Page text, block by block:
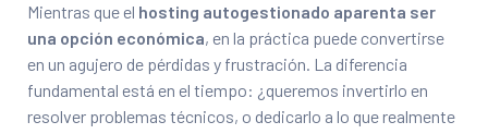
Mientras que el hosting autogestionado aparenta ser
una opción económica, en la práctica puede convertirse
en un agujero de pérdidas y frustración. La diferencia
fundamental está en el tiempo: ¿queremos invertirlo en
resolver problemas técnicos, o dedicarlo a lo que realmente